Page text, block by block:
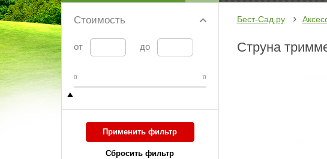
Стоимость
от до
0 0
Применить фильтр
Сбросить фильтр
Бест-Сад.ру
Струна